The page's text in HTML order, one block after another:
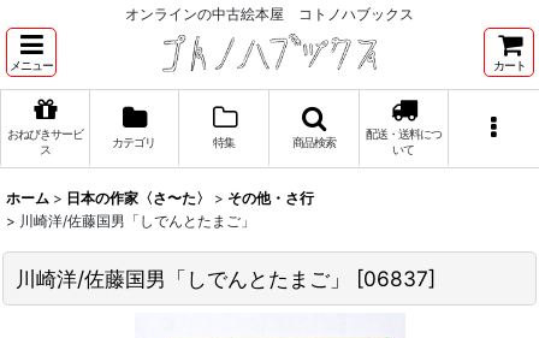
オンラインの中古絵本屋 コトノハブックス
メニュー カート
おねびきサービ
ス
カテゴリ 特集 商品検索
配送・送料につ
いて
ホーム > 日本の作家〈さ〜た〉 > その他・さ行
> 川崎洋/佐藤国男「しでんとたまご」
川崎洋/佐藤国男「しでんとたまご」 [06837]